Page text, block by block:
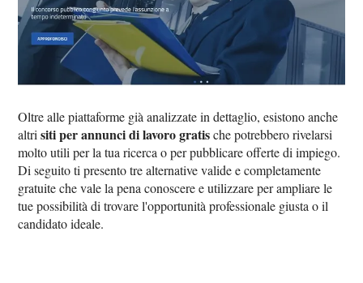
Oltre alle piattaforme già analizzate in dettaglio, esistono anche
altrisiti per annunci di lavoro gratische potrebbero rivelarsi
molto utili per la tua ricerca o per pubblicare offerte di impiego.
Di seguito ti presento tre alternative valide e completamente
gratuite che vale la pena conoscere e utilizzare per ampliare le
tue possibilità di trovare l'opportunità professionale giusta o il
candidato ideale.